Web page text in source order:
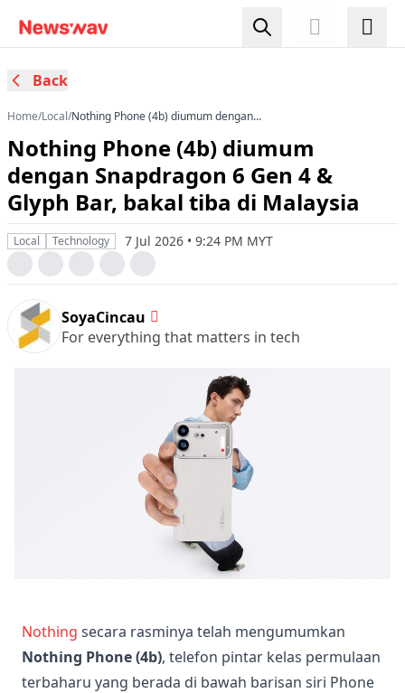
Back
Home/Local/Nothing Phone (4b) diumum dengan
Malaysia
Nothing Phone (4b) diumum
dengan Snapdragon 6 Gen 4 &
Glyph Bar, bakal tiba di Malaysia
Local Technology 7 Jul 2026 • 9:24 PM MYT
SoyaCincau
For everything that matters in tech
Nothing secara rasminya telah mengumumkan
Nothing Phone (4b), telefon pintar kelas permulaan
terbaharu yang berada di bawah barisan siri Phone